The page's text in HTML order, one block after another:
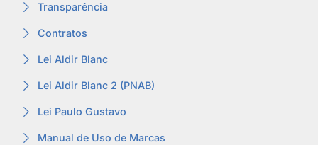
Transparência
Contratos
Lei Aldir Blanc
Lei Aldir Blanc 2 (PNAB)
Lei Paulo Gustavo
Manual de Uso de Marcas